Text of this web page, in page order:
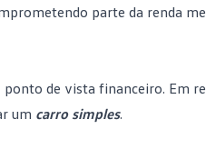
parte da renda
de vista financeiro. Em
um carro simples.